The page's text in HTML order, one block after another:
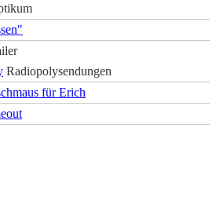
Radiopolysendungen
für Erich